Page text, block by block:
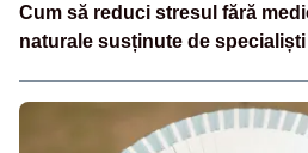
Cum să reduci stresul fără
naturale susținute de specialiști